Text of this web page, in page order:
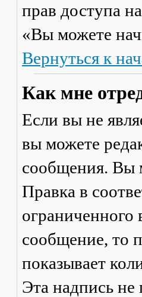
прав доступа
«Вы можете
Вернуться к
Как мне
Если вы не
вы можете
сообщения. Вы
Правка в
ограниченного
сообщение, то
показывает
Эта надпись не